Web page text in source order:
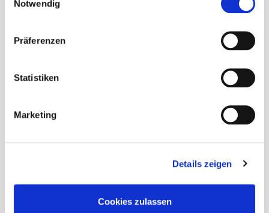
Notwendig
Präferenzen
Statistiken
Marketing
Details zeigen
Cookies zulassen
Red Mountain - Rossland Informationen
Sessellift (ein Eigenbau) und 1968 das erste Weltcuprennen
Kanadas. Bis heute zeugen die historischen Gebäude an der
Columbia Avenue von der reichen Geschichte des Ortes und